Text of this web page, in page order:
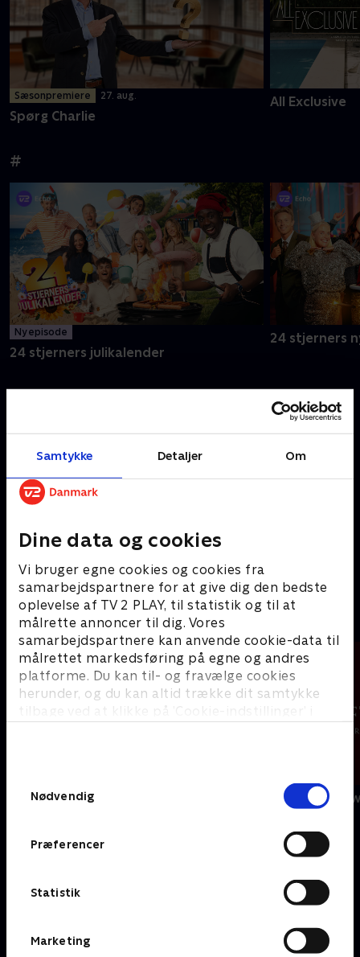
Samtykke Detaljer Om
Dine data og cookies
Vi bruger egne cookies og cookies fra
samarbejdspartnere for at give dig den bedste
oplevelse af TV 2 PLAY, til statistik og til at
målrette annoncer til dig. Vores
samarbejdspartnere kan anvende cookie-data til
målrettet markedsføring på egne og andres
platforme. Du kan til- og fravælge cookies
herunder, og du kan altid trække dit samtykke
tilbage ved at klikke på ’Cookie-indstillinger’ i
Nødvendig
Præferencer
Statistik
Marketing
Sæsonpremiere 27. aug.
Spørg Charlie
All Exclusive
#
Ny episode
24 stjerners julikalender
24 stjerners
America's Got Talent
B
Boksen BAFTA Film